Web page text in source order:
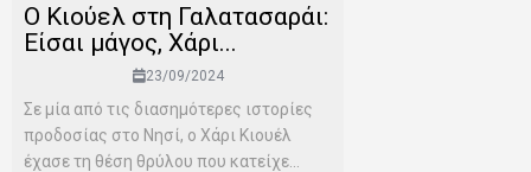
Ο Κιούελ στη Γαλατασαράι:
Είσαι μάγος, Χάρι...
23/09/2024
Σε μία από τις διασημότερες ιστορίες
προδοσίας στο Νησί, ο Χάρι Κιουέλ
έχασε τη θέση θρύλου που κατείχε...